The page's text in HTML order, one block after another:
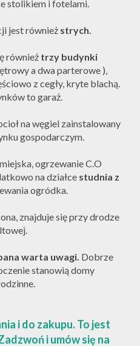
stolikiem i fotelami.
jest również strych.
również trzy budynki
a dwa parterowe ),
z cegły, kryte blachą.
to garaż.
na węgiel zainstalowany
gospodarczym.
ogrzewanie C.O
na działce studnia z
ogródka.
znajduje się przy drodze
warta uwagi. Dobrze
stanowią domy
i do zakupu. To jest
i umów się na